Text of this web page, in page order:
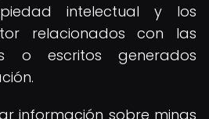
intelectual y los
relacionados con las
o escritos generados
información sobre minas